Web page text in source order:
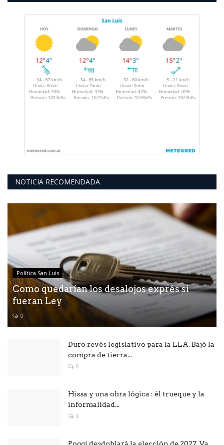
NOTICIA RECOMENDADA
Política San Luis
Como quedarían los desalojos exprés si
fueran Ley
0
Duro revés legislativo para la LLA. Bajó la
compra de tierra...
0
Hissa y una obra lógica : él trueque y la
informalidad...
0
Poggi desdoblará la elección de 2027 .Va